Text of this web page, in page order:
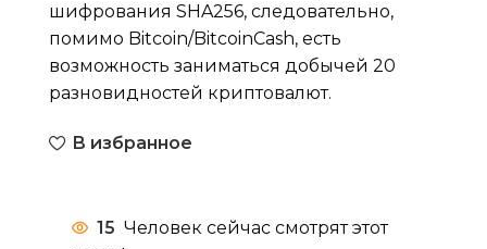
шифрования SHA256, следовательно,
помимо Bitcoin/BitcoinCash, есть
возможность заниматься добычей 20
разновидностей криптовалют.
В избранное
15 Человек сейчас смотрят этот